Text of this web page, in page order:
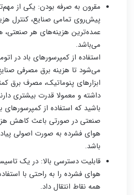
مقرون به صرفه بودن: یکی از
پیش‌روی تمامی صنایع، کنترل
عمده‌ترین هزینه‌های هر صنعتی،
می‌باشد.
استفاده از کمپرسورهای باد در
می‌شود تا هزینه برق مصرفی
ابزارهای پنوماتیک، مصرف برق
داشته و معمولا قدرت بیشتری
باشید که استفاده از کمپرسورهای
صنعتی در صورتی باعث کاهش
هوای فشرده به صورت اصولی
باشد.
قابلیت دسترسی بالا: در یک
هوای فشرده را به راحتی با
همه نقاط انتقال داد.